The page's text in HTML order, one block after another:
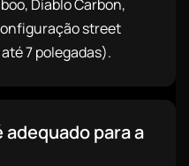
Diablo Carbon,
street
7 polegadas).
para a